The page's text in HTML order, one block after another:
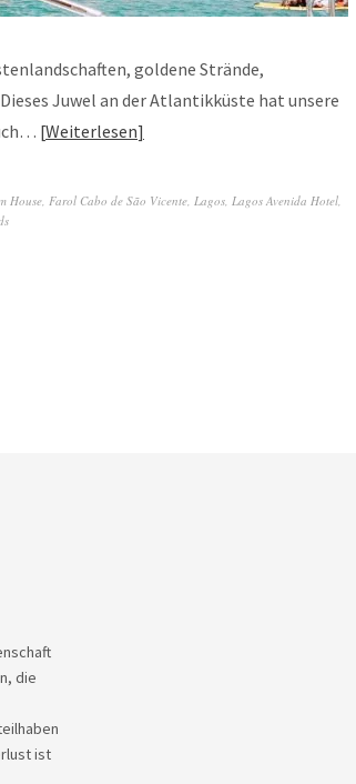
goldene Strände,
Juwel an der Atlantikküste hat unsere
Weiterlesen
House, Farol Cabo de São Vicente, Lagos, Lagos Avenida Hotel,
die
ist